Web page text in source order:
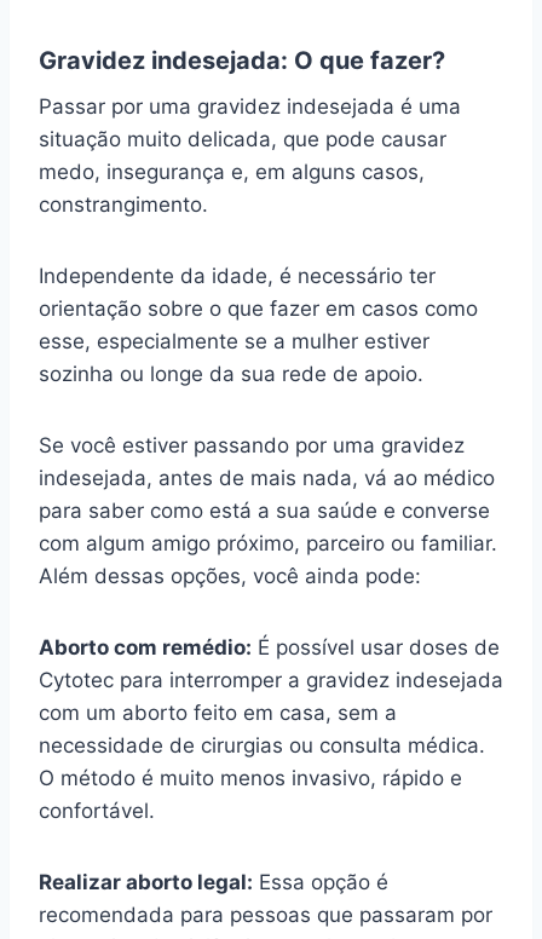
Gravidez indesejada: O que fazer?
Passar por uma gravidez indesejada é uma
situação muito delicada, que pode causar
medo, insegurança e, em alguns casos,
constrangimento.
Independente da idade, é necessário ter
orientação sobre o que fazer em casos como
esse, especialmente se a mulher estiver
sozinha ou longe da sua rede de apoio.
Se você estiver passando por uma gravidez
indesejada, antes de mais nada, vá ao médico
para saber como está a sua saúde e converse
com algum amigo próximo, parceiro ou familiar.
Além dessas opções, você ainda pode:
Aborto com remédio: É possível usar doses de
Cytotec para interromper a gravidez indesejada
com um aborto feito em casa, sem a
necessidade de cirurgias ou consulta médica.
O método é muito menos invasivo, rápido e
confortável.
Realizar aborto legal: Essa opção é
recomendada para pessoas que passaram por